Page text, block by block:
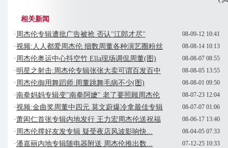
相关新闻
08-09-12 10:41
· 周杰伦专辑遭批广告被抢 否认"江郎才尽"
08-08-14 10:13
·视频:人人都爱周杰伦 细数周董各种演艺圈粉丝
08-08-07 08:55
· 周杰伦奥运中心抖空竹 Ella现场调侃周董(图)
08-08-05 13:55
·明星之射击:周杰伦专辑张张大卖可谓百发百中
08-08-01 09:50
· 周杰伦御用舞蹈师:周董跳舞毛病不少(图)
08-07-23 12:04
·南拳妈妈专辑变"南拳阿嬷" 老了要照顾周杰伦
08-07-07 01:06
·视频:金曲奖周董中四元 莫文蔚爆冷拿最佳专辑
08-06-17 13:40
·萧闳仁首张专辑内地发行 王力宏周杰伦送祝福
08-04-05 07:33
· 周杰伦撑好友发专辑 疑受夜店风波影响快...
07-12-25 10:33
·潘嘉丽内地专辑随电器附送 周杰伦推出数...